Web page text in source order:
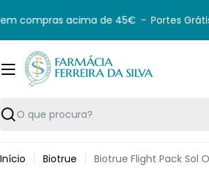
para
o
conteúdo
compras acima de 45€ - Portes
Pesquisar
Início Biotrue
Biotrue Flight Pack Sol